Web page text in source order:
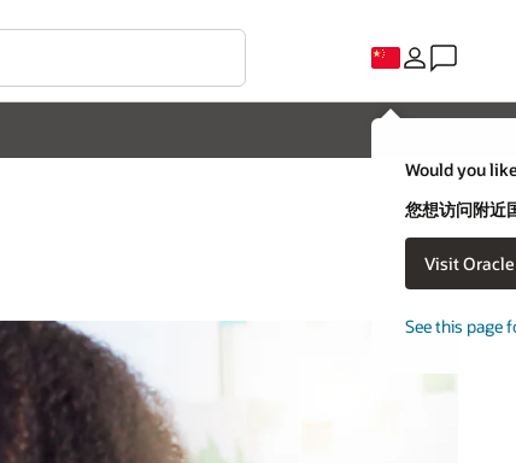
Would you
您想访问附近
Visit
See this page